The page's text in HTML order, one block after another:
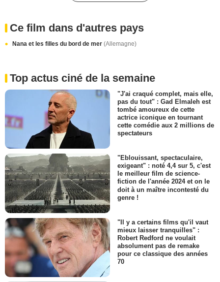
Ce film dans d'autres pays
Nana et les filles du bord de mer (Allemagne)
Top actus ciné de la semaine
"J'ai craqué complet, mais elle,
pas du tout" : Gad Elmaleh est
tombé amoureux de cette
actrice iconique en tournant
cette comédie aux 2 millions de
spectateurs
"Eblouissant, spectaculaire,
exigeant" : noté 4,4 sur 5, c'est
le meilleur film de science-
fiction de l'année 2024 et on le
doit à un maître incontesté du
genre !
"Il y a certains films qu'il vaut
mieux laisser tranquilles" :
Robert Redford ne voulait
absolument pas de remake
pour ce classique des années
70